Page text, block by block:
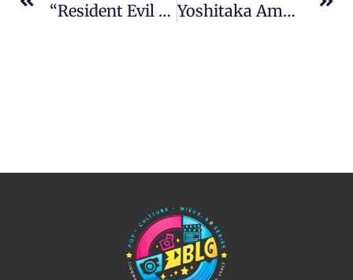
“Resident Evil Survival Unit: Você Nunca Imaginou Ver Leon E Jill Juntos Assim – O Que Está Vindo Vai Te Surpreender” Yoshitaka Amano Cria Criatura Original Para Resident Evil: Colaboração Histórica Surpreende Fãs